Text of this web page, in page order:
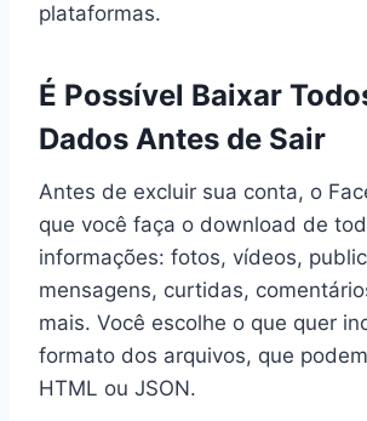
plataformas.
É Possível Baixar
Dados Antes de Sair
Antes de excluir sua conta, o
que você faça o download de
informações: fotos, vídeos,
mensagens, curtidas,
mais. Você escolhe o que quer
formato dos arquivos, que
HTML ou JSON.